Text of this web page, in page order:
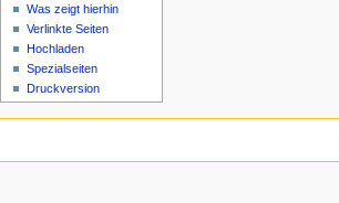
Was zeigt hierhin
Verlinkte Seiten
Hochladen
Spezialseiten
Druckversion